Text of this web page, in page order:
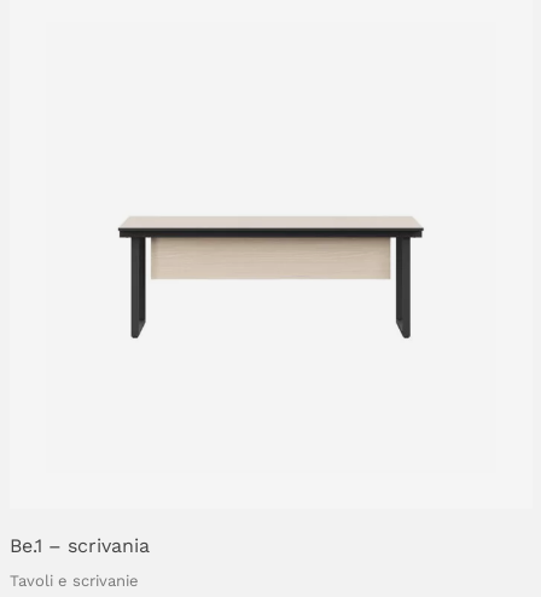
Be.1 – scrivania
Tavoli e scrivanie